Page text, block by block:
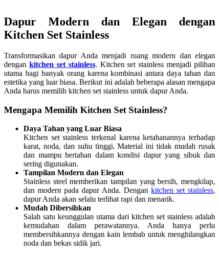
Dapur Modern dan Elegan dengan
Kitchen Set Stainless
Transformasikan dapur Anda menjadi ruang modern dan elegan
dengan kitchen set stainless. Kitchen set stainless menjadi pilihan
utama bagi banyak orang karena kombinasi antara daya tahan dan
estetika yang luar biasa. Berikut ini adalah beberapa alasan mengapa
Anda harus memilih kitchen set stainless untuk dapur Anda.
Mengapa Memilih Kitchen Set Stainless?
Daya Tahan yang Luar Biasa
Kitchen set stainless terkenal karena ketahanannya terhadap
karat, noda, dan suhu tinggi. Material ini tidak mudah rusak
dan mampu bertahan dalam kondisi dapur yang sibuk dan
sering digunakan.
Tampilan Modern dan Elegan
Stainless steel memberikan tampilan yang bersih, mengkilap,
dan modern pada dapur Anda. Dengan kitchen set stainless,
dapur Anda akan selalu terlihat rapi dan menarik.
Mudah Dibersihkan
Salah satu keunggulan utama dari kitchen set stainless adalah
kemudahan dalam perawatannya. Anda hanya perlu
membersihkannya dengan kain lembab untuk menghilangkan
noda dan bekas sidik jari.